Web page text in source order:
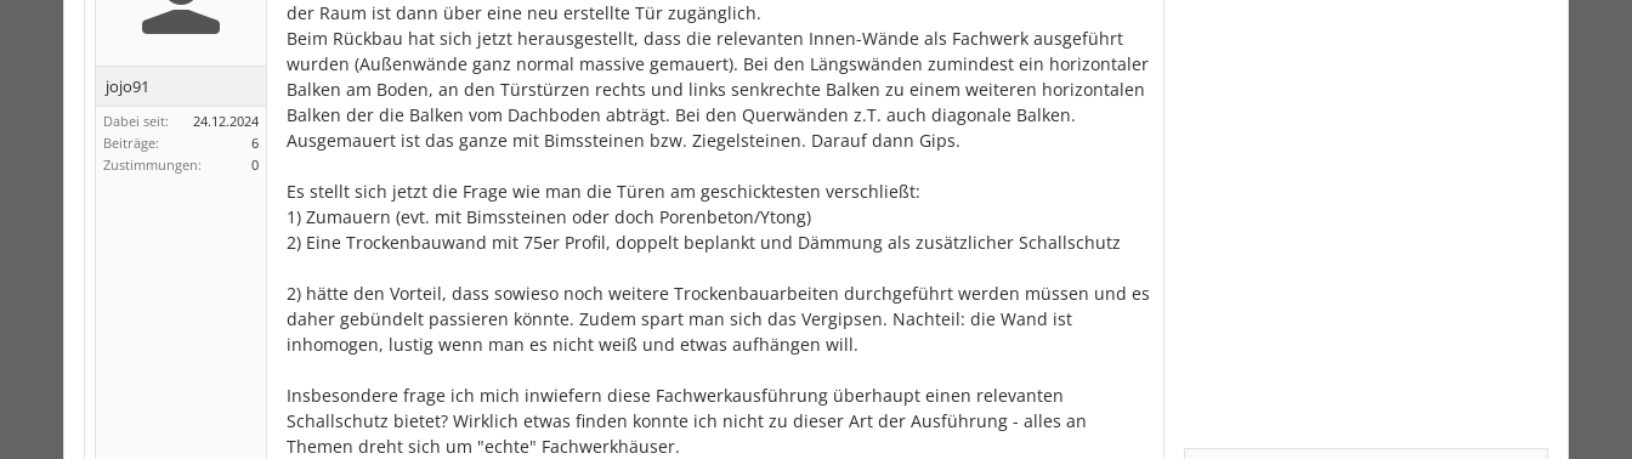
jojo91
Dabei seit:
24.12.2024
Beiträge:
6
Zustimmungen:
0
der Raum ist dann über eine neu erstellte Tür zugänglich.
Beim Rückbau hat sich jetzt herausgestellt, dass die relevanten Innen-Wände als Fachwerk ausgeführt
wurden (Außenwände ganz normal massive gemauert). Bei den Längswänden zumindest ein horizontaler
Balken am Boden, an den Türstürzen rechts und links senkrechte Balken zu einem weiteren horizontalen
Balken der die Balken vom Dachboden abträgt. Bei den Querwänden z.T. auch diagonale Balken.
Ausgemauert ist das ganze mit Bimssteinen bzw. Ziegelsteinen. Darauf dann Gips.
Es stellt sich jetzt die Frage wie man die Türen am geschicktesten verschließt:
1) Zumauern (evt. mit Bimssteinen oder doch Porenbeton/Ytong)
2) Eine Trockenbauwand mit 75er Profil, doppelt beplankt und Dämmung als zusätzlicher Schallschutz
2) hätte den Vorteil, dass sowieso noch weitere Trockenbauarbeiten durchgeführt werden müssen und es
daher gebündelt passieren könnte. Zudem spart man sich das Vergipsen. Nachteil: die Wand ist
inhomogen, lustig wenn man es nicht weiß und etwas aufhängen will.
Insbesondere frage ich mich inwiefern diese Fachwerkausführung überhaupt einen relevanten
Schallschutz bietet? Wirklich etwas finden konnte ich nicht zu dieser Art der Ausführung - alles an
Themen dreht sich um "echte" Fachwerkhäuser.